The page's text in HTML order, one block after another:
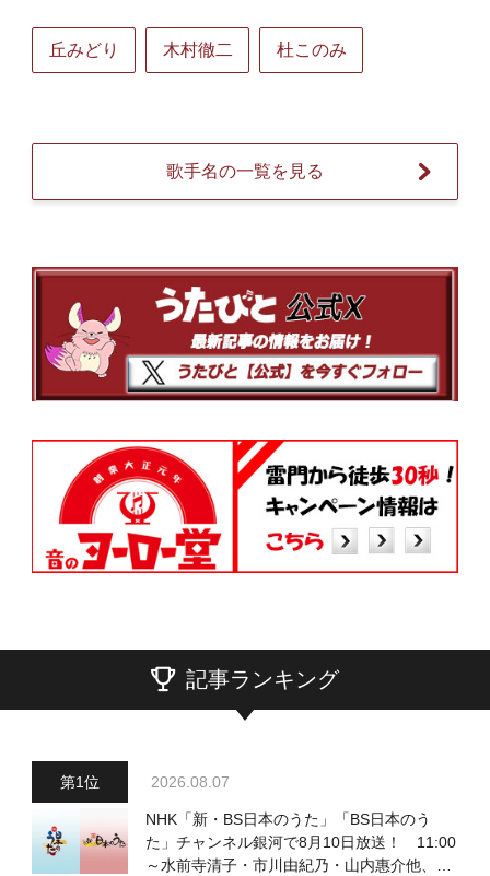
丘みどり 木村徹二 杜このみ
歌手名の一覧を見る
記事ランキング
2026.08.07
NHK「新・BS日本のうた」「BS日本のう
た」チャンネル銀河で8月10日放送！ 11:00
～水前寺清子・市川由紀乃・山内惠介他、